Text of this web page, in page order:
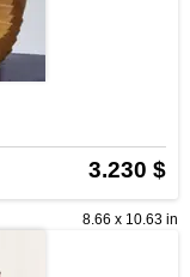
3.230 $
8.66 x 10.63 in